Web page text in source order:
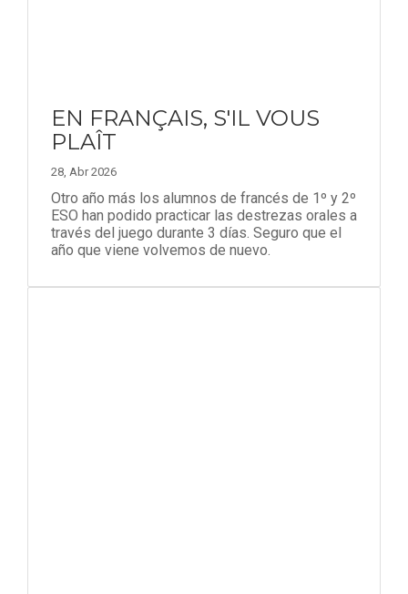
EN FRANÇAIS, S'IL VOUS
PLAÎT
28, Abr 2026
Otro año más los alumnos de francés de 1º y 2º
ESO han podido practicar las destrezas orales a
través del juego durante 3 días. Seguro que el
año que viene volvemos de nuevo.